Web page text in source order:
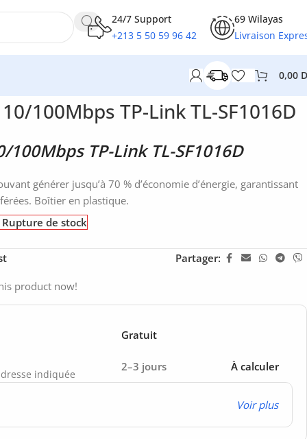
24/7 Support
+213 5 50 59 96 42
69 Wilayas
Livraison
0,00
100Mbps TP-Link TL-SF1016D
TP-Link TL-SF1016D
générer jusqu’à 70 % d’économie d’énergie, garantissant
Boîtier en plastique.
Rupture de stock
Partager:
product now!
Gratuit
indiquée
2–3 jours À calculer
Voir plus